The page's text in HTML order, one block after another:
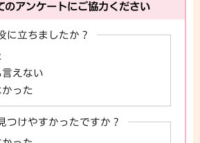
のアンケートにご協力ください
に立ちましたか？
えない
った
つけやすかったですか？